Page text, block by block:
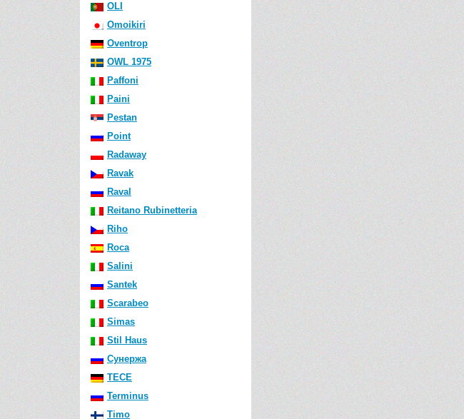
OLI
Omoikiri
Oventrop
OWL 1975
Paffoni
Paini
Pestan
Point
Radaway
Ravak
Raval
Reitano Rubinetteria
Riho
Roca
Salini
Santek
Scarabeo
Simas
Stil Haus
Сунержа
TECE
Terminus
Timo